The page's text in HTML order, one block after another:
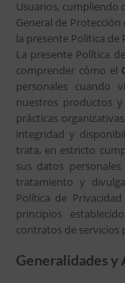
Usuarios, cumpliendo
General de
la presente Política de
La presente Política
comprender cómo el
personales cuando
nuestros productos y
prácticas
integridad y
trata, en estricto
sus datos personales
tratamiento y
Política de
principios
contratos de servicios
Generalidades